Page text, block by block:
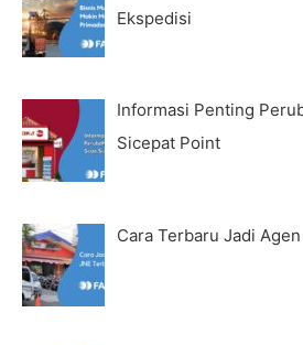
Ekspedisi
Informasi Penting
Sicepat Point
Cara Terbaru Jadi Agen